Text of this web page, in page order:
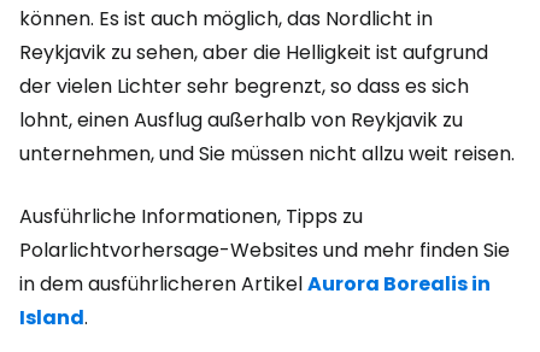
können. Es ist auch möglich, das Nordlicht in
Reykjavik zu sehen, aber die Helligkeit ist aufgrund
der vielen Lichter sehr begrenzt, so dass es sich
lohnt, einen Ausflug außerhalb von Reykjavik zu
unternehmen, und Sie müssen nicht allzu weit reisen.
Ausführliche Informationen, Tipps zu
Polarlichtvorhersage-Websites und mehr finden Sie
in dem ausführlicheren ArtikelAurora Borealis in
Island.